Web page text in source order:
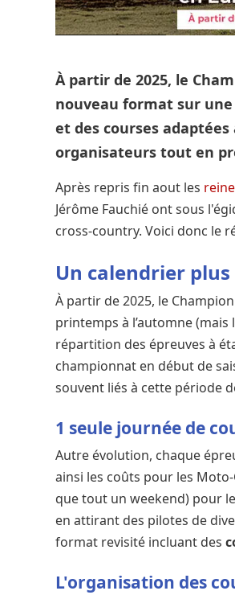
À partir de 2025, le
nouveau format sur
et des courses
organisateurs tout en
Après repris fin aout les
Jérôme Fauchié ont sous
cross-country. Voici donc le
Un calendrier
À partir de 2025, le
printemps à l’automne
répartition des épreuves à
championnat en début de
souvent liés à cette période
1 seule journée de
Autre évolution, chaque
ainsi les coûts pour les
que tout un weekend) pour
en attirant des pilotes de
format revisité incluant des
L'organisation des